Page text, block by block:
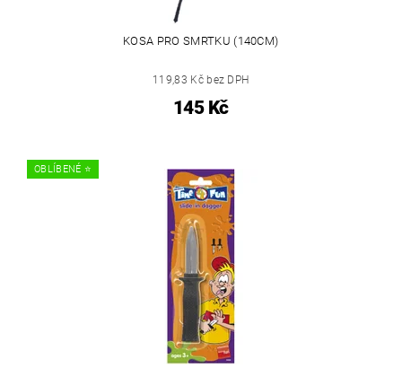
KOSA PRO SMRTKU (140CM)
119,83 Kč bez DPH
145 Kč
OBLÍBENÉ ⭐️